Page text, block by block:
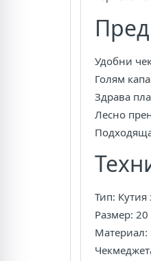
Удобни
Голям
Здрава
Лесно
Тип: Кутия
Размер:
Материал: